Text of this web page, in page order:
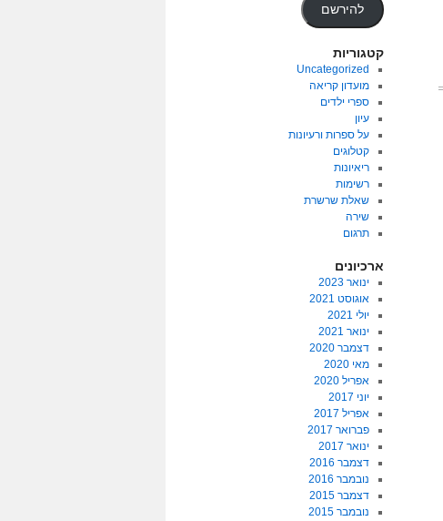
להירשם
קטגוריות
Uncategorized
מועדון קריאה
ספרי ילדים
עיון
על ספרות ורעיונות
קטלוגים
ריאיונות
רשימות
שאלת שרשרת
שירה
תרגום
ארכיונים
ינואר 2023
אוגוסט 2021
יולי 2021
ינואר 2021
דצמבר 2020
מאי 2020
אפריל 2020
יוני 2017
אפריל 2017
פברואר 2017
ינואר 2017
דצמבר 2016
נובמבר 2016
דצמבר 2015
נובמבר 2015